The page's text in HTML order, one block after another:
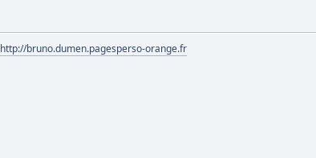
http://bruno.dumen.pagesperso-orange.fr